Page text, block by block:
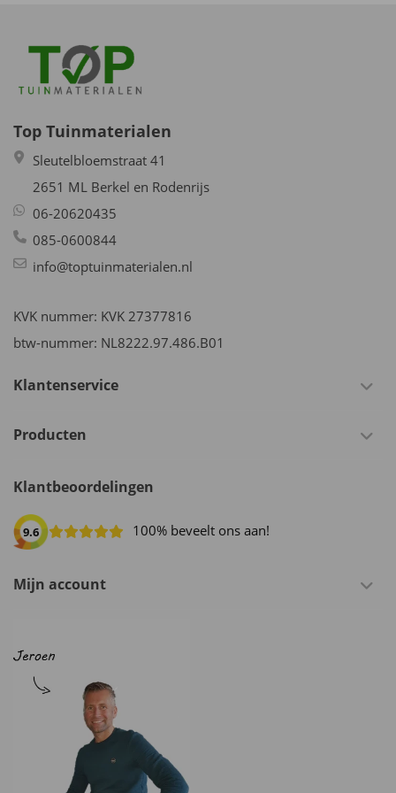
Top Tuinmaterialen
Sleutelbloemstraat 41
2651 ML Berkel en Rodenrijs
06-20620435
085-0600844
info@toptuinmaterialen.nl
KVK nummer: KVK 27377816
btw-nummer: NL8222.97.486.B01
Klantenservice
Producten
Klantbeoordelingen
9.6 100% beveelt ons aan!
Mijn account